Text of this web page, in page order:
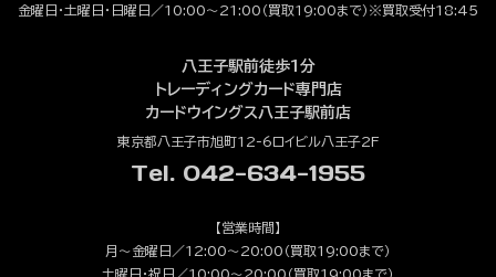
金曜日・土曜日・日曜日／10:00～21:00（買取19:00まで）※買取受付18:45
八王子駅前徒歩1分
トレーディングカード専門店
カードウイングス八王子駅前店
東京都八王子市旭町12-6ロイビル八王子2F
Tel. 042-634-1955
【営業時間】
月～金曜日／12:00～20:00（買取19:00まで）
土曜日・祝日／10:00～20:00（買取19:00まで）